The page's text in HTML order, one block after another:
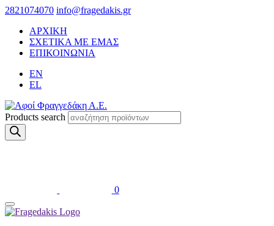
2821074070 info@fragedakis.gr
ΑΡΧΙΚΗ
ΣΧΕΤΙΚΑ ΜΕ ΕΜΑΣ
ΕΠΙΚΟΙΝΩΝΙΑ
EN
EL
Products search
0